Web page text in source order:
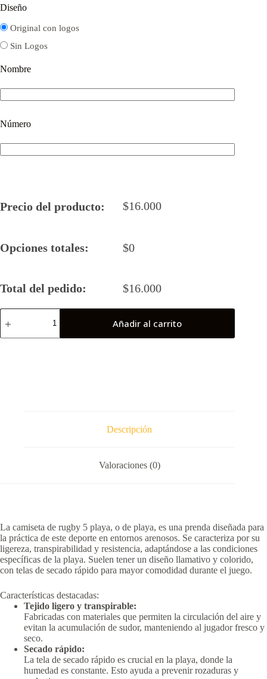
Diseño
Original con logos
Sin Logos
Nombre
Número
Precio del producto: $16.000
Opciones totales: $0
Total del pedido: $16.000
Camiseta
Rugby
Añadir al carrito
Descripción
Valoraciones (0)
La camiseta de rugby 5 playa, o de playa, es una prenda diseñada para
la práctica de este deporte en entornos arenosos. Se caracteriza por su
ligereza, transpirabilidad y resistencia, adaptándose a las condiciones
específicas de la playa. Suelen tener un diseño llamativo y colorido,
con telas de secado rápido para mayor comodidad durante el juego.
Características destacadas:
Tejido ligero y transpirable:
Fabricadas con materiales que permiten la circulación del aire y
evitan la acumulación de sudor, manteniendo al jugador fresco y
seco.
Secado rápido:
La tela de secado rápido es crucial en la playa, donde la
humedad es constante. Esto ayuda a prevenir rozaduras y